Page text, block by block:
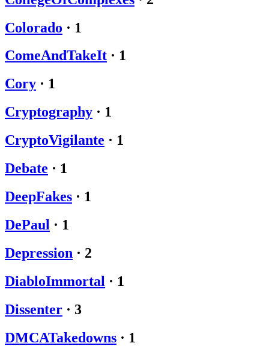
Colorado · 1
ComeAndTakeIt · 1
Cory · 1
Cryptography · 1
CryptoVigilante · 1
Debate · 1
DeepFakes · 1
DePaul · 1
Depression · 2
DiabloImmortal · 1
Dissenter · 3
DMCATakedowns · 1